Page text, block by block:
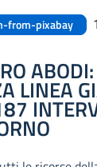
from-pixabay
LINEA